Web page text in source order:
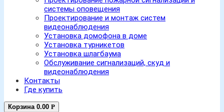
системы оповещения
Проектирование и монтаж систем
видеонаблюдения
Установка домофона в доме
Установка турникетов
Установка шлагбаума
Обслуживание сигнализаций, скуд и
видеонаблюдения
Контакты
Где купить
Корзина 0.00 Р